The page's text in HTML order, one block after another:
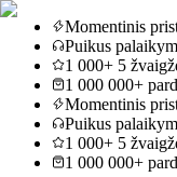
Momentinis
Puikus
1 000+ 5
1 000 000+
Momentinis
Puikus
1 000+ 5
1 000 000+